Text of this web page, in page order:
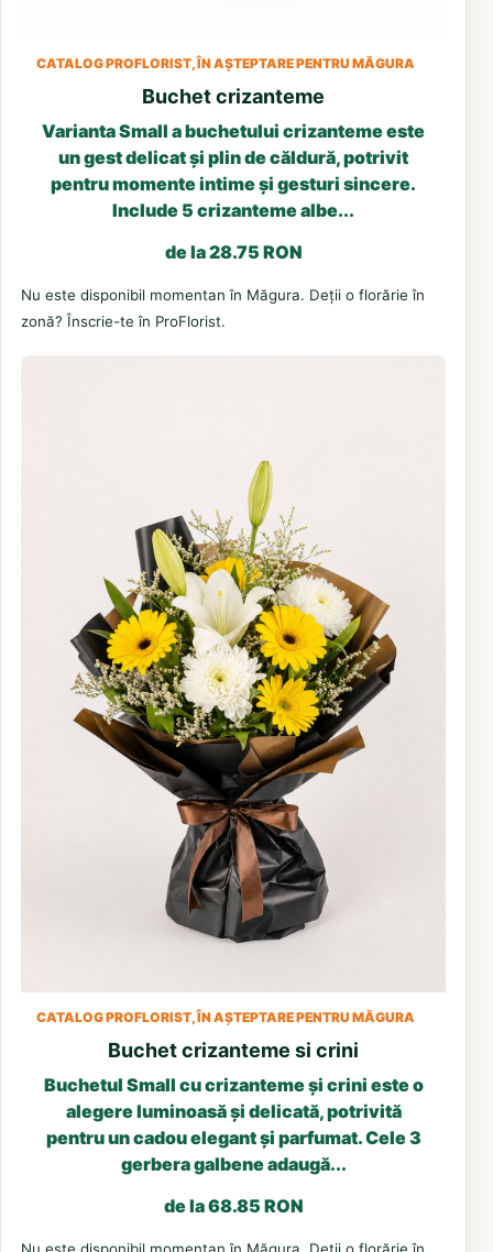
CATALOG PROFLORIST, ÎN AȘTEPTARE PENTRU MĂGURA
Buchet crizanteme
Varianta Small a buchetului crizanteme este
un gest delicat și plin de căldură, potrivit
pentru momente intime și gesturi sincere.
Include 5 crizanteme albe...
de la 28.75 RON
Nu este disponibil momentan în Măgura. Deții o florărie în
zonă? Înscrie-te în ProFlorist.
CATALOG PROFLORIST, ÎN AȘTEPTARE PENTRU MĂGURA
Buchet crizanteme si crini
Buchetul Small cu crizanteme și crini este o
alegere luminoasă și delicată, potrivită
pentru un cadou elegant și parfumat. Cele 3
gerbera galbene adaugă...
de la 68.85 RON